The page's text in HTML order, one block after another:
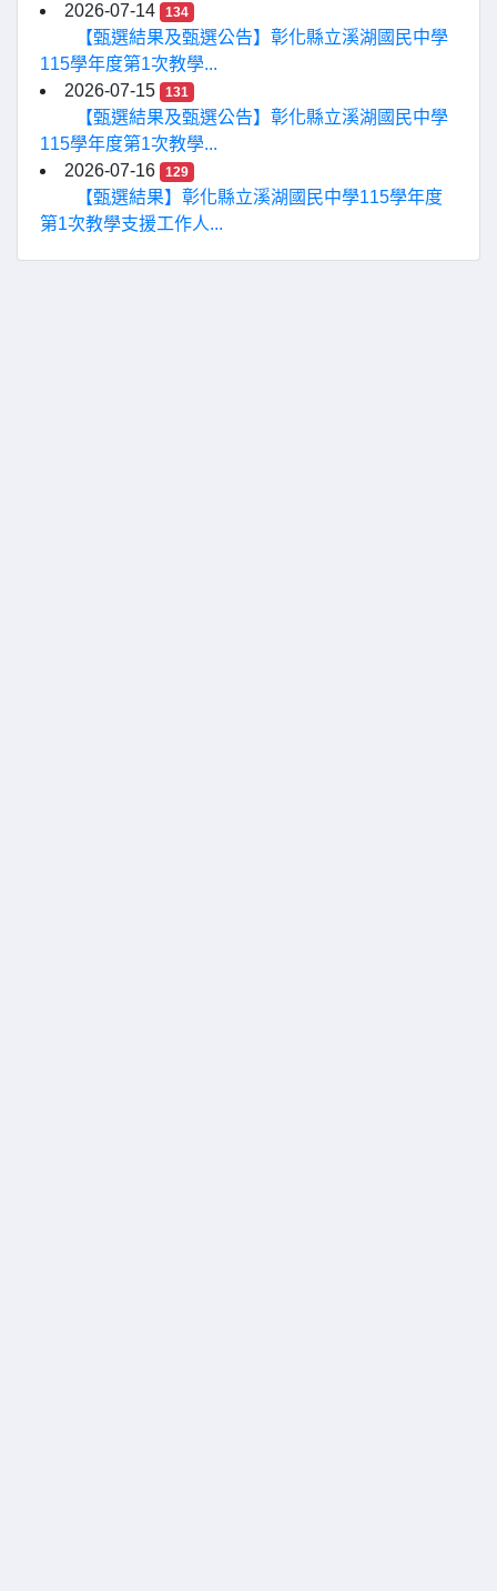
2026-07-14
134
【甄選結果及甄選公告】彰化縣立溪湖國民中學
115學年度第1次教學...
2026-07-15
131
【甄選結果及甄選公告】彰化縣立溪湖國民中學
115學年度第1次教學...
2026-07-16
129
【甄選結果】彰化縣立溪湖國民中學115學年度
第1次教學支援工作人...